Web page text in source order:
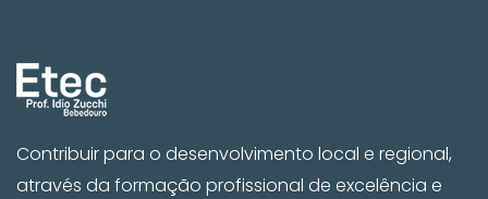
Contribuir para o desenvolvimento local e regional,
através da formação profissional de excelência e